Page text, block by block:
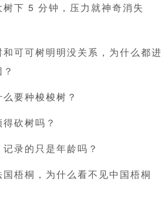
树下 5 分钟，压力就神奇消失
可可树明明没关系，为什么都进
要种梭梭树？
砍树吗？
录的只是年龄吗？
梧桐，为什么看不见中国梧桐